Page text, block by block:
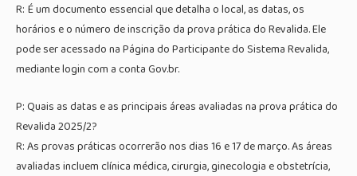
R: É um documento essencial que detalha o local, as datas, os
horários e o número de inscrição da prova prática do Revalida. Ele
pode ser acessado na Página do Participante do Sistema Revalida,
mediante login com a conta Gov.br.
P: Quais as datas e as principais áreas avaliadas na prova prática do
Revalida 2025/2?
R: As provas práticas ocorrerão nos dias 16 e 17 de março. As áreas
avaliadas incluem clínica médica, cirurgia, ginecologia e obstetrícia,